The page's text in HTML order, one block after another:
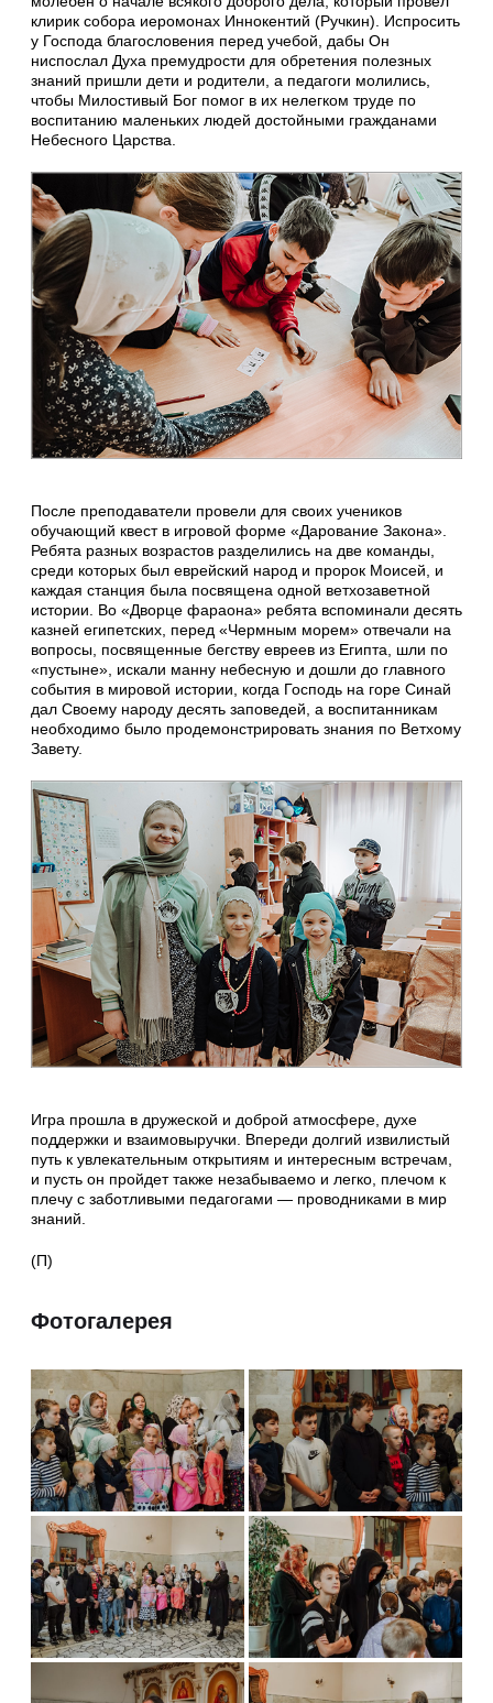
клирик собора иеромонах Иннокентий (Ручкин). Испросить
у Господа благословения перед учебой, дабы Он
ниспослал Духа премудрости для обретения полезных
знаний пришли дети и родители, а педагоги молились,
чтобы Милостивый Бог помог в их нелегком труде по
воспитанию маленьких людей достойными гражданами
Небесного Царства.
После преподаватели провели для своих учеников
обучающий квест в игровой форме «Дарование Закона».
Ребята разных возрастов разделились на две команды,
среди которых был еврейский народ и пророк Моисей, и
каждая станция была посвящена одной ветхозаветной
истории. Во «Дворце фараона» ребята вспоминали десять
казней египетских, перед «Чермным морем» отвечали на
вопросы, посвященные бегству евреев из Египта, шли по
«пустыне», искали манну небесную и дошли до главного
события в мировой истории, когда Господь на горе Синай
дал Своему народу десять заповедей, а воспитанникам
необходимо было продемонстрировать знания по Ветхому
Завету.
Игра прошла в дружеской и доброй атмосфере, духе
поддержки и взаимовыручки. Впереди долгий извилистый
путь к увлекательным открытиям и интересным встречам,
и пусть он пройдет также незабываемо и легко, плечом к
плечу с заботливыми педагогами — проводниками в мир
знаний.
(П)
Фотогалерея